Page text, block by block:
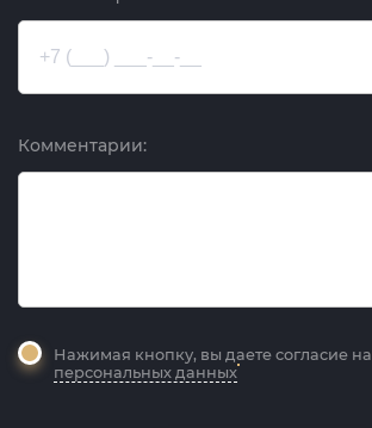
Комментарии:
Нажимая кнопку, вы даете согласие на
персональных данных